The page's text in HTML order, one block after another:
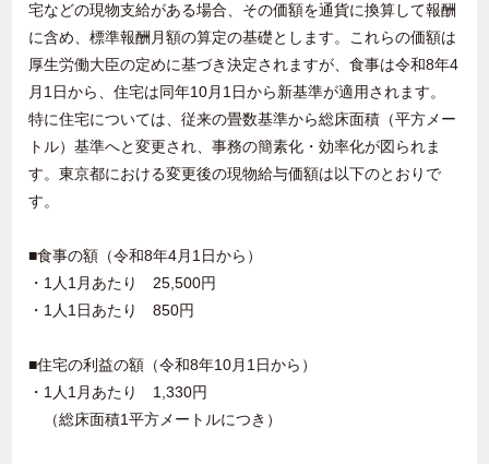
宅などの現物支給がある場合、その価額を通貨に換算して報酬
に含め、標準報酬月額の算定の基礎とします。これらの価額は
厚生労働大臣の定めに基づき決定されますが、食事は令和8年4
月1日から、住宅は同年10月1日から新基準が適用されます。
特に住宅については、従来の畳数基準から総床面積（平方メー
トル）基準へと変更され、事務の簡素化・効率化が図られま
す。東京都における変更後の現物給与価額は以下のとおりで
す。
■食事の額（令和8年4月1日から）
・1人1月あたり 25,500円
・1人1日あたり 850円
■住宅の利益の額（令和8年10月1日から）
・1人1月あたり 1,330円
（総床面積1平方メートルにつき）